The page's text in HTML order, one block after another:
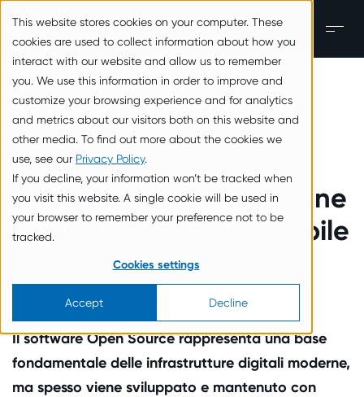
This website stores cookies on your computer. These
cookies are used to collect information about how you
interact with our website and allow us to remember
you. We use this information in order to improve and
customize your browsing experience and for analytics
and metrics about our visitors both on this website and
other media. To find out more about the cookies we
use, see our Privacy Policy.
If you decline, your information won’t be tracked when
you visit this website. A single cookie will be used in
your browser to remember your preference not to be
tracked.
Cookies settings
Accept Decline
zum Inhalt springen
IT
Torna alla panoramica
Software Open Source:
Documento di discussione
su un sostegno sostenibile
Analisi e rapporti
Il software Open Source rappresenta una base
fondamentale delle infrastrutture digitali moderne,
ma spesso viene sviluppato e mantenuto con